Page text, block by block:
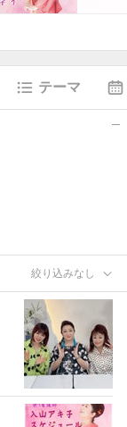
テーマ
絞り込みなし